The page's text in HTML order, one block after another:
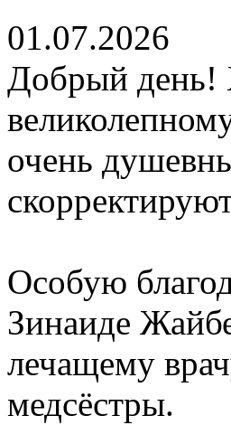
01.07.2026
Добрый день!
очень
Особую
Зинаиде
лечащему
медсёстры.